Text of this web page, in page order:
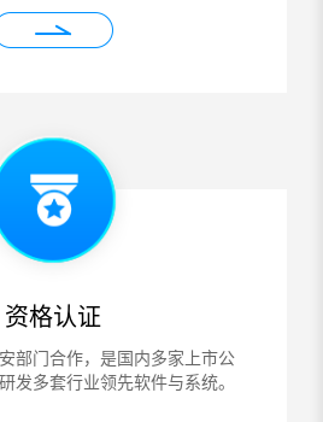
资格认证
部门合作，是国内多家上市公
发多套行业领先软件与系统。